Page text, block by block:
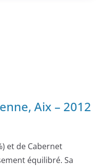
Aix – 2012
et de Cabernet
équilibré. Sa